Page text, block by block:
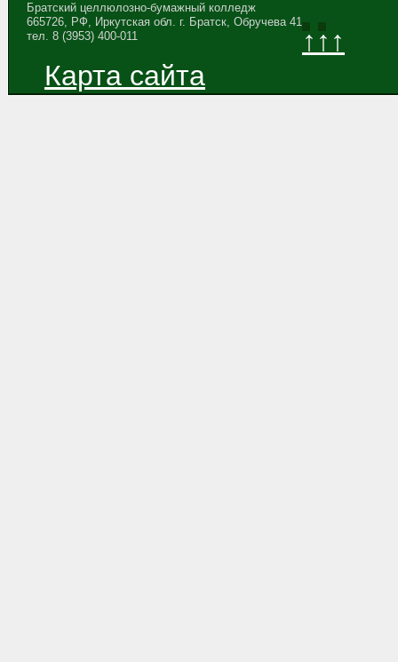
Братский целлюлозно-бумажный колледж
665726, РФ, Иркутская обл. г. Братск, Обручева 41
тел. 8 (3953) 400-011
↑↑↑
Карта сайта